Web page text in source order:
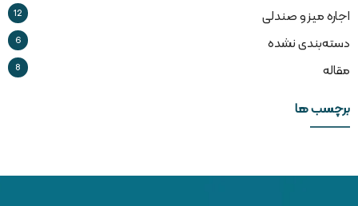
اجاره میز و صندلی 12
دسته‌بندی نشده 6
مقاله 8
برچسب ها